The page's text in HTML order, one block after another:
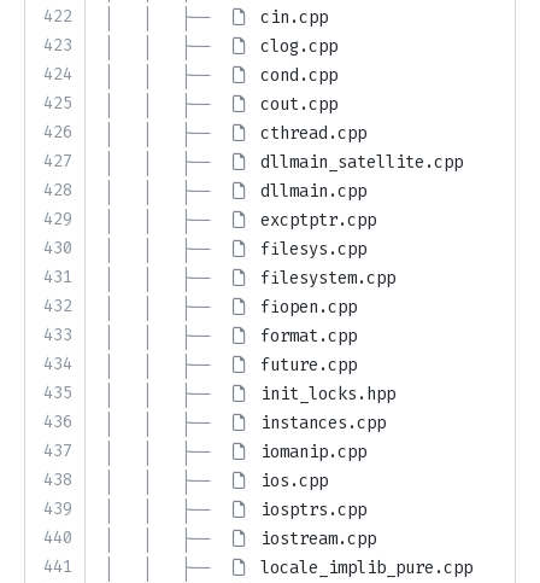
422
423
424
425
426
427
428
429
430
431
432
433
434
435
436
437
438
439
440
441
│   │   ├──
cin.cpp
│   │   ├──
clog.cpp
│   │   ├──
cond.cpp
│   │   ├──
cout.cpp
│   │   ├──
cthread.cpp
│   │   ├──
dllmain_satellite.cpp
│   │   ├──
dllmain.cpp
│   │   ├──
excptptr.cpp
│   │   ├──
filesys.cpp
│   │   ├──
filesystem.cpp
│   │   ├──
fiopen.cpp
│   │   ├──
format.cpp
│   │   ├──
future.cpp
│   │   ├──
init_locks.hpp
│   │   ├──
instances.cpp
│   │   ├──
iomanip.cpp
│   │   ├──
ios.cpp
│   │   ├──
iosptrs.cpp
│   │   ├──
iostream.cpp
│   │   ├──
locale_implib_pure.cpp